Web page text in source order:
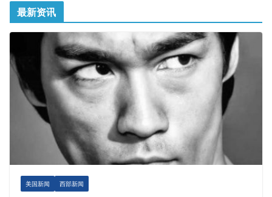
最新资讯
美国新闻 西部新闻